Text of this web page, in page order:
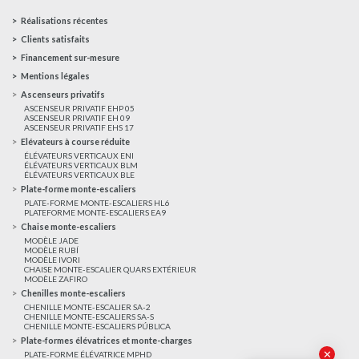
Réalisations récentes
Clients satisfaits
Financement sur-mesure
Mentions légales
Ascenseurs privatifs
ASCENSEUR PRIVATIF EHP 05
ASCENSEUR PRIVATIF EH 09
ASCENSEUR PRIVATIF EHS 17
Elévateurs à course réduite
ÉLÉVATEURS VERTICAUX ENI
ÉLÉVATEURS VERTICAUX BLM
ÉLÉVATEURS VERTICAUX BLE
Plate-forme monte-escaliers
PLATE-FORME MONTE-ESCALIERS HL6
PLATEFORME MONTE-ESCALIERS EA9
Chaise monte-escaliers
MODÈLE JADE
MODÈLE RUBÍ
MODÈLE IVORI
CHAISE MONTE-ESCALIER QUARS EXTÉRIEUR
MODÈLE ZAFIRO
Chenilles monte-escaliers
CHENILLE MONTE-ESCALIER SA-2
CHENILLE MONTE-ESCALIERS SA-S
CHENILLE MONTE-ESCALIERS PÚBLICA
Plate-formes élévatrices et monte-charges
PLATE-FORME ÉLÉVATRICE MPHD
✕